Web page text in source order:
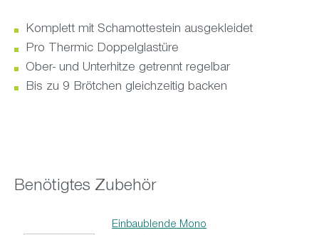
Komplett mit Schamottestein ausgekleidet
Pro Thermic Doppelglastüre
Ober- und Unterhitze getrennt regelbar
Bis zu 9 Brötchen gleichzeitig backen
Benötigtes Zubehör
Einbaublende Mono